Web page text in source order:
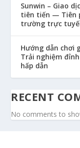
Sunwin – Giao
tiên tiến — Tiên
trường trực
Hướng dẫn chơi
Trải nghiệm
hấp dẫn
RECENT
No comments to